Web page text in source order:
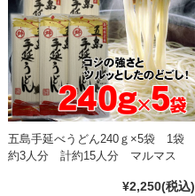
五島手延べうどん240ｇ×5袋 1袋
約3人分 計約15人分 マルマス
¥2,250(税込)